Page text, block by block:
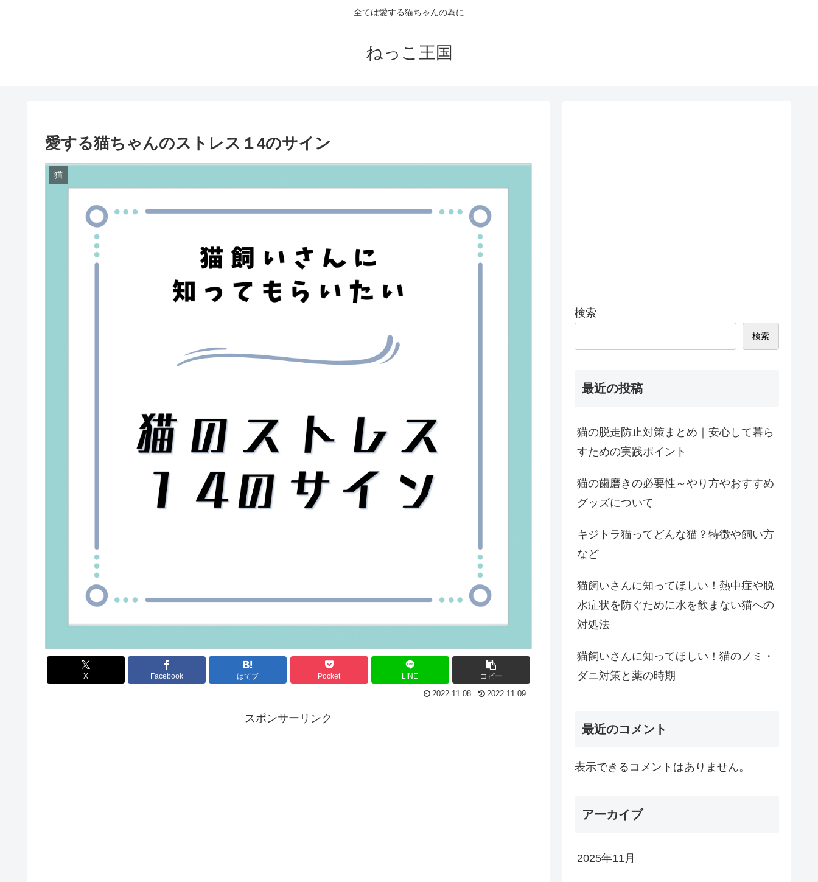
全ては愛する猫ちゃんの為に
ねっこ王国
愛する猫ちゃんのストレス１4のサイン
猫
X Facebook はてブ Pocket LINE コピー
2022.11.08 2022.11.09
スポンサーリンク
検索
検索
最近の投稿
猫の脱走防止対策まとめ｜安心して暮ら
すための実践ポイント
猫の歯磨きの必要性～やり方やおすすめ
グッズについて
キジトラ猫ってどんな猫？特徴や飼い方
など
猫飼いさんに知ってほしい！熱中症や脱
水症状を防ぐために水を飲まない猫への
対処法
猫飼いさんに知ってほしい！猫のノミ・
ダニ対策と薬の時期
最近のコメント
表示できるコメントはありません。
アーカイブ
2025年11月